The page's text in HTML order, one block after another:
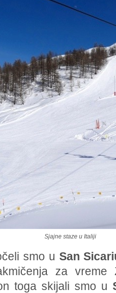
Sjajne staze u Italiji
smo u San
za vreme
toga skijali smo u